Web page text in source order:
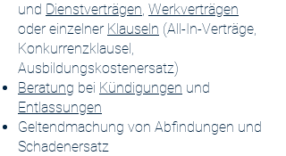
und Dienstverträgen, Werkverträgen
oder einzelner Klauseln (All-In-Verträge,
Konkurrenzklausel,
Ausbildungskostenersatz)
Beratung bei Kündigungen und
Entlassungen
Geltendmachung von Abfindungen und
Schadenersatz